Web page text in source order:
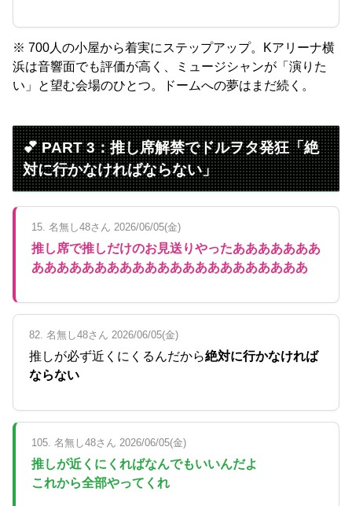
※ 700人の小屋から着実にステップアップ。Kアリーナ横
浜は音響面でも評価が高く、ミュージシャンが「演りた
い」と望む会場のひとつ。ドームへの夢はまだ続く。
💕 PART 3：推し席解禁でドルヲタ発狂「絶
対に行かなければならない」
15. 名無し48さん 2026/06/05(金)
推し席で推しだけのお見送りやったあああああああ
ああああああああああああああああああああああ
82. 名無し48さん 2026/06/05(金)
推しが必ず近くにくるんだから絶対に行かなければ
ならない
105. 名無し48さん 2026/06/05(金)
推しが近くにくればなんでもいいんだよ
これから全部やってくれ